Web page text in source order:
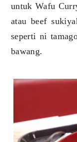
untuk Wafu
atau beef
seperti ni
bawang.